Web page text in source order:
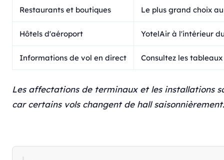
Restaurants et boutiques Le plus grand choix
Hôtels d'aéroport YotelAir à l'intérieur
Informations de vol en direct Consultez les
Les affectations de terminaux et les installations
car certains vols changent de hall saisonnièrement.